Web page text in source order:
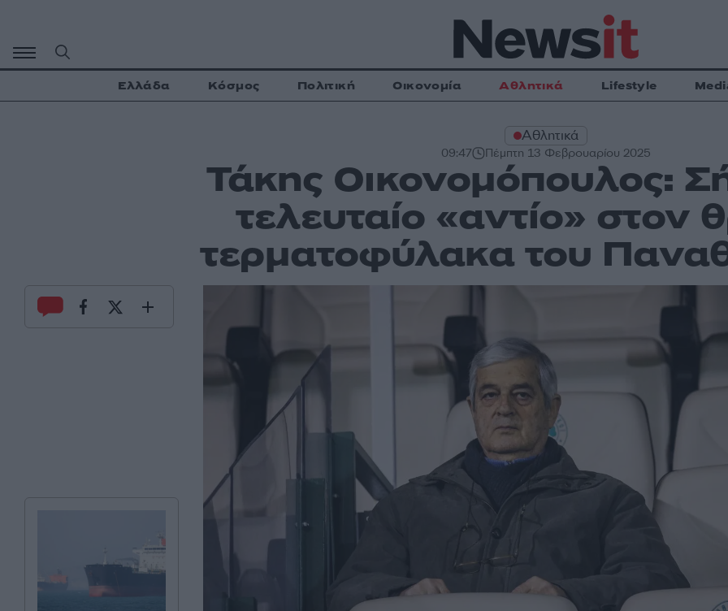
περιεχόμενο
Ελλάδα Κόσμος Πολιτική Οικονομία Αθλητικά Lifestyle
Αθλητικά
09:47 Πέμπτη 13 Φεβρουαρίου 2025
Τάκης Οικονομόπουλος:
τελευταίο «αντίο» στον
τερματοφύλακα του